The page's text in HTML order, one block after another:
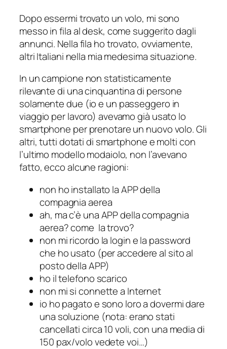
Dopo essermi trovato un volo, mi sono
messo in fila al desk, come suggerito dagli
annunci. Nella fila ho trovato, ovviamente,
altri Italiani nella mia medesima situazione.
In un campione non statisticamente
rilevante di una cinquantina di persone
solamente due (io e un passeggero in
viaggio per lavoro) avevamo già usato lo
smartphone per prenotare un nuovo volo. Gli
altri, tutti dotati di smartphone e molti con
l’ultimo modello modaiolo, non l’avevano
fatto, ecco alcune ragioni:
non ho installato la APP della
compagnia aerea
ah, ma c’è una APP della compagnia
aerea? come la trovo?
non mi ricordo la login e la password
che ho usato (per accedere al sito al
posto della APP)
ho il telefono scarico
non mi si connette a Internet
io ho pagato e sono loro a dovermi dare
una soluzione (nota: erano stati
cancellati circa 10 voli, con una media di
150 pax/volo vedete voi…)